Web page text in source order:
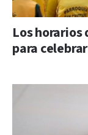
Los horarios
para